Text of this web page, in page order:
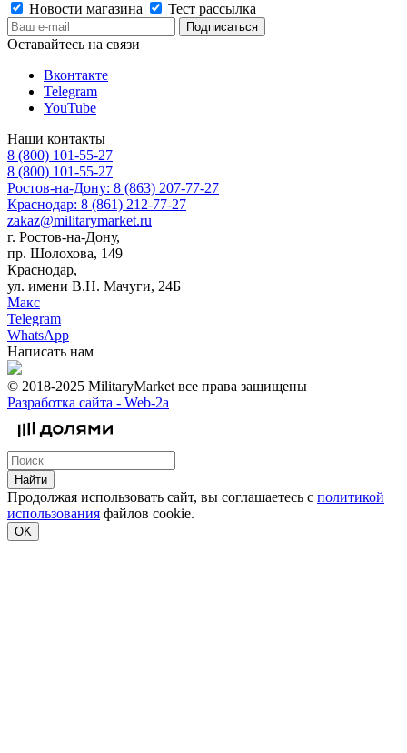
Новости магазина
Тест рассылка
Оставайтесь на связи
Вконтакте
Telegram
YouTube
Наши контакты
8 (800) 101-55-27
8 (800) 101-55-27
Ростов-на-Дону: 8 (863) 207-77-27
Краснодар: 8 (861) 212-77-27
zakaz@militarymarket.ru
г. Ростов-на-Дону,
пр. Шолохова, 149
Краснодар,
ул. имени В.Н. Мачуги, 24Б
Макс
Telegram
WhatsApp
Написать нам
© 2018-2025 MilitaryMarket все права защищены
Разработка сайта - Web-2a
Найти
Продолжая использовать сайт, вы соглашаетесь с политикой
использования файлов cookie.
OK